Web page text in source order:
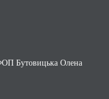
Бутовицька Олена